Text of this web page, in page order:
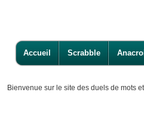
Accueil Scrabble
Bienvenue sur le site des duels de mots